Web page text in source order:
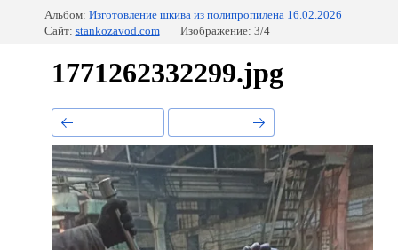
Альбом: Изготовление шкива из полипропилена 16.02.2026
Сайт: stankozavod.com Изображение: 3/4
1771262332299.jpg